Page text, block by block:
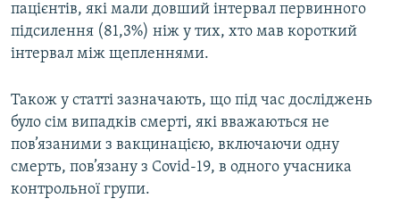
пацієнтів, які мали довший інтервал первинного
підсилення (81,3%) ніж у тих, хто мав короткий
інтервал між щепленнями.
Також у статті зазначають, що під час досліджень
було сім випадків смерті, які вважаються не
пов’язаними з вакцинацією, включаючи одну
смерть, пов’язану з Covid-19, в одного учасника
контрольної групи.